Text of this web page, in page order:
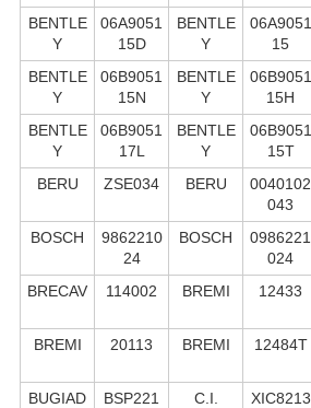
BENTLE
Y
06A9051
15D
BENTLE
Y
06A9051
15
BENTLE
Y
06B9051
15N
BENTLE
Y
06B9051
15H
BENTLE
Y
06B9051
17L
BENTLE
Y
06B9051
15T
BERU ZSE034 BERU
0040102
043
BOSCH
9862210
24
BOSCH
0986221
024
BRECAV 114002 BREMI 12433
BREMI
20113 BREMI 12484T
BUGIAD
BSP221
C.I. XIC8213